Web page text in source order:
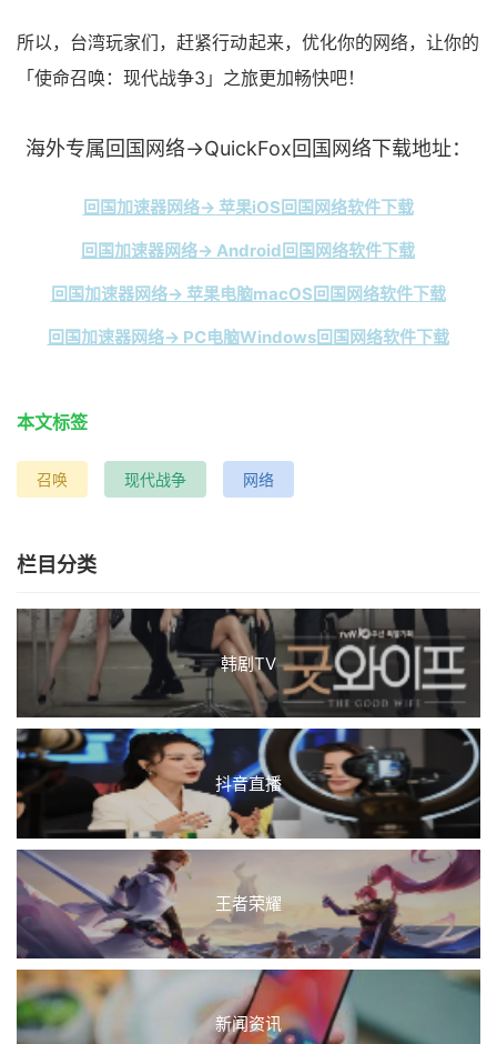
所以，台湾玩家们，赶紧行动起来，优化你的网络，让你的
「使命召唤：现代战争3」之旅更加畅快吧！
海外专属回国网络→QuickFox回国网络下载地址：
回国加速器网络→ 苹果iOS回国网络软件下载
回国加速器网络→ Android回国网络软件下载
回国加速器网络→ 苹果电脑macOS回国网络软件下载
回国加速器网络→ PC电脑Windows回国网络软件下载
本文标签
召唤 现代战争 网络
栏目分类
韩剧TV
抖音直播
王者荣耀
新闻资讯